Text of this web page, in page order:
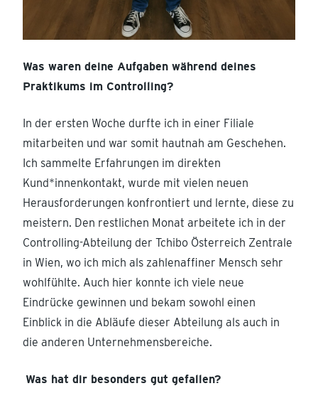
Was waren deine Aufgaben während deines
Praktikums im Controlling?
In der ersten Woche durfte ich in einer Filiale
mitarbeiten und war somit hautnah am Geschehen.
Ich sammelte Erfahrungen im direkten
Kund*innenkontakt, wurde mit vielen neuen
Herausforderungen konfrontiert und lernte, diese zu
meistern. Den restlichen Monat arbeitete ich in der
Controlling-Abteilung der Tchibo Österreich Zentrale
in Wien, wo ich mich als zahlenaffiner Mensch sehr
wohlfühlte. Auch hier konnte ich viele neue
Eindrücke gewinnen und bekam sowohl einen
Einblick in die Abläufe dieser Abteilung als auch in
die anderen Unternehmensbereiche.
Was hat dir besonders gut gefallen?